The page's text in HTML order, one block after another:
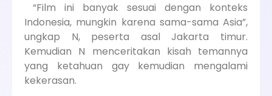
“Film ini banyak sesuai dengan konteks
Indonesia, mungkin karena sama-sama Asia”,
ungkap N, peserta asal Jakarta timur.
Kemudian N menceritakan kisah temannya
yang ketahuan gay kemudian mengalami
kekerasan.